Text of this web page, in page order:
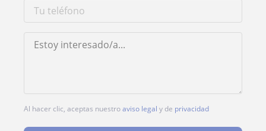
Al hacer clic, aceptas nuestroaviso legal y de privacidad